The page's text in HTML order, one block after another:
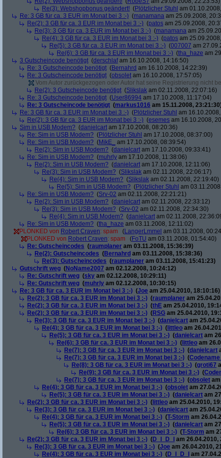
Re(3): Webshopbonus geändert! (Plötzlicher Stuhl am
Re: 3 GB für ca. 3 EUR im Monat bei 3 :-) (manamana am 25.09.2008,
Re(2): 3 GB für ca. 3 EUR im Monat bei 3 :-) (patos am 25.09.2008,
Re(3): 3 GB für ca. 3 EUR im Monat bei 3 :-) (manamana am
Re(4): 3 GB für ca. 3 EUR im Monat bei 3 :-) (patos am
Re(5): 3 GB für ca. 3 EUR im Monat bei 3 :-) (007007 am
Re(6): 3 GB für ca. 3 EUR im Monat bei 3 :-) (tha_haze am
3 Gutscheincode benötigt (derschlafam 16.10.2008, 14:16:50)
Re: 3 Gutscheincode benötigt (Bernahrd am 16.10.2008, 14:22:39)
Re: 3 Gutscheincode benötigt (obsolet am 16.10.2008, 17:57:05)
Vom Autor zurückgezogen oder Autor hat seine Registrierung nicht
Re(2): 3 Gutscheincode benötigt (Slikslak am 02.11.2008, 22:07:16)
Re: 3 Gutscheincode benötigt (User86994 am 17.10.2008, 11:17:04)
Re: 3 Gutscheincode benötigt (markus1016 am 15.11.2008,
Re: 3 GB für ca. 3 EUR im Monat bei 3 :-) (Plötzlicher Stuhl am
Re(2): 3 GB für ca. 3 EUR im Monat bei 3 :-) (esemes am 16.10.2008,
Sim in USB Modem? (danielcart am 17.10.2008, 08:20:36)
Re: Sim in USB Modem? (Plötzlicher Stuhl am 17.10.2008, 08:37:00)
Re: Sim in USB Modem? (MikE_
am 17.10.2008, 08:39:54)
Re(2): Sim in USB Modem? (danielcart am 17.10.2008, 09:33:41)
Re: Sim in USB Modem? (muhrly am 17.10.2008, 11:38:06)
Re(2): Sim in USB Modem? (danielcart am 17.10.2008, 12:11:06)
Re(3): Sim in USB Modem? (Slikslak am 02.11.2008, 22:06:17)
Re(4): Sim in USB Modem? (Slikslak am 02.11.2008, 22:19:40)
Re(5): Sim in USB Modem? (Plötzlicher Stuhl am
Re: Sim in USB Modem? (Srv-02 am 02.11.2008, 22:21:21)
Re(2): Sim in USB Modem? (danielcart am 02.11.2008, 22:33:12)
Re(3): Sim in USB Modem? (Srv-02 am 02.11.2008, 22:34:30)
Re(4): Sim in USB Modem? (danielcart am 02.11.2008,
Re: Sim in USB Modem? (tha_haze am 03.11.2008, 12:11:02)
PLONKED von Robert Craven: spam (LangerLmmel am 03.11.2008,
PLONKED von Robert Craven: spam (FoTU am 03.11.2008, 01:54:40)
Re: Gutscheincodes (raumplaner am 03.11.2008, 15:36:39)
Re(2): Gutscheincodes (Bernahrd am 03.11.2008, 15:38:36)
Re(3): Gutscheincodes (raumplaner am 03.11.2008, 15:41:23)
Gutschrift weg (NoName2007 am 02.12.2008, 10:24:12)
Re: Gutschrift weg (sky am 02.12.2008, 10:29:11)
Re: Gutschrift weg (muhrly am 02.12.2008, 10:30:15)
Re: 3 GB für ca. 3 EUR im Monat bei 3 :-) (Joe am 25.04.2010, 18:10:16)
Re(2): 3 GB für ca. 3 EUR im Monat bei 3 :-) (raumplaner am
Re(2): 3 GB für ca. 3 EUR im Monat bei 3 :-) (thE am 25.04.2010,
Re(2): 3 GB für ca. 3 EUR im Monat bei 3 :-) (RSG am 25.04.2010,
Re(3): 3 GB für ca. 3 EUR im Monat bei 3 :-) (danielcart am
Re(4): 3 GB für ca. 3 EUR im Monat bei 3 :-) ( littleo am
Re(5): 3 GB für ca. 3 EUR im Monat bei 3 :-) (danielcart am
Re(6): 3 GB für ca. 3 EUR im Monat bei 3 :-) ( littleo am
Re(7): 3 GB für ca. 3 EUR im Monat bei 3 :-) (danielcart
Re(7): 3 GB für ca. 3 EUR im Monat bei 3 :-) (Codename
Re(8): 3 GB für ca. 3 EUR im Monat bei 3 :-) (groti67
Re(9): 3 GB für ca. 3 EUR im Monat bei 3 :-) (
Re(7): 3 GB für ca. 3 EUR im Monat bei 3 :-) (obsolet
Re(4): 3 GB für ca. 3 EUR im Monat bei 3 :-) (obsolet am
Re(5): 3 GB für ca. 3 EUR im Monat bei 3 :-) (danielcart am
Re(2): 3 GB für ca. 3 EUR im Monat bei 3 :-) ( littleo am 25.04.2010,
Re(3): 3 GB für ca. 3 EUR im Monat bei 3 :-) (danielcart am
Re(4): 3 GB für ca. 3 EUR im Monat bei 3 :-) (T-Storm am
Re(5): 3 GB für ca. 3 EUR im Monat bei 3 :-) (danielcart am
Re(6): 3 GB für ca. 3 EUR im Monat bei 3 :-) (T-Storm am
Re(2): 3 GB für ca. 3 EUR im Monat bei 3 :-) (D_I_D_I
am 26.04.2010,
Re(3): 3 GB für ca. 3 EUR im Monat bei 3 :-) (Joe am 26.04.2010,
Re(4): 3 GB für ca. 3 EUR im Monat bei 3 :-) (D_I_D_I am